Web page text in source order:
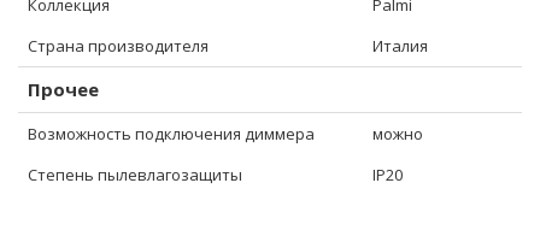
Коллекция
Palmi
Страна производителя
Италия
Прочее
Возможность подключения диммера
можно
Степень пылевлагозащиты
IP20